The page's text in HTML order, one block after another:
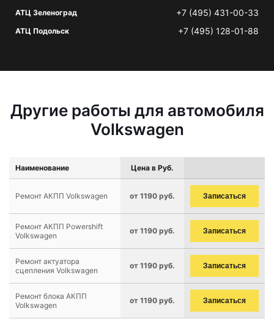
АТЦ Зеленоград +7 (495) 431-00-33
АТЦ Подольск +7 (495) 128-01-88
Другие работы для автомобиля
Volkswagen
Наименование Цена в Руб.
Ремонт АКПП Volkswagen от 1190 руб. Записаться
Ремонт АКПП Powershift
Volkswagen
от 1190 руб. Записаться
Ремонт актуатора
сцепления Volkswagen
от 1190 руб. Записаться
Ремонт блока АКПП
Volkswagen
от 1190 руб. Записаться